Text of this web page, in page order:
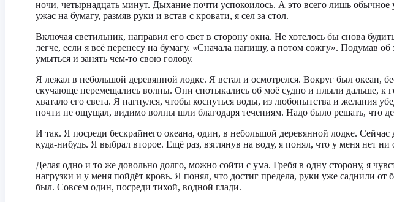
ночи, четырнадцать минут. Дыхание почти успокоилось. А это всего лишь
ужас на бумагу, размяв руки и встав с кровати, я сел за стол.
Включая светильник, направил его свет в сторону окна. Не хотелось бы снова
легче, если я всё перенесу на бумагу. «Сначала напишу, а потом сожгу». Подумав
умыться и занять чем-то свою голову.
Я лежал в небольшой деревянной лодке. Я встал и осмотрелся. Вокруг был океан,
скучающе перемещались волны. Они спотыкались об моё судно и плыли дальше, к
хватало его света. Я нагнулся, чтобы коснуться воды, из любопытства и желания
почти не ощущал, видимо волны шли благодаря течениям. Надо было решать, что
И так. Я посреди бескрайнего океана, один, в небольшой деревянной лодке.
куда-нибудь. Я выбрал второе. Ещё раз, взглянув на воду, я понял, что у меня нет
Делая одно и то же довольно долго, можно сойти с ума. Гребя в одну сторону, я
нагрузки и у меня пойдёт кровь. Я понял, что достиг предела, руки уже саднили
был. Совсем один, посреди тихой, водной глади.